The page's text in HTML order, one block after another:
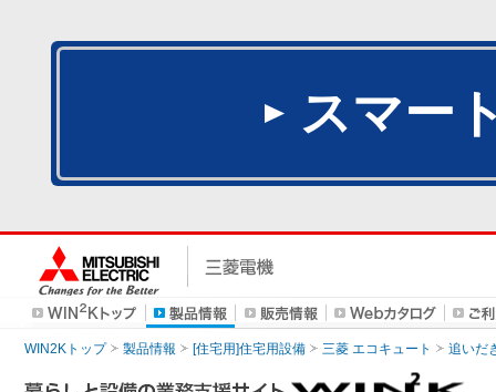
スマー
WIN2Kトップ 製品情報 [住宅用]住宅用設備 三菱 エコキュート 追いだ